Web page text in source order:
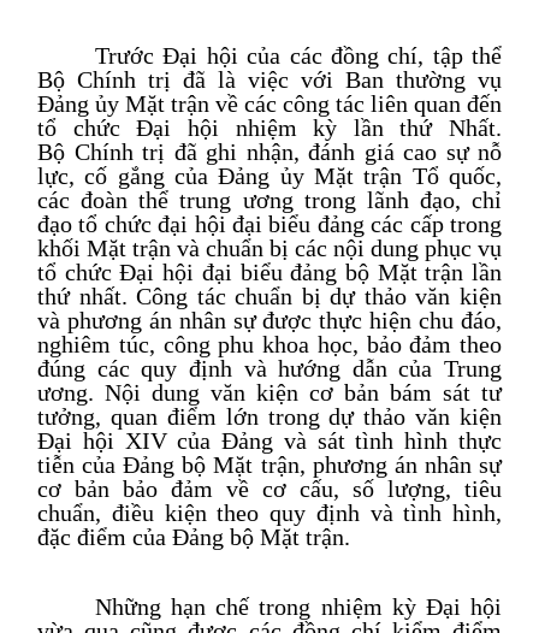
Trước Đại hội của các đồng chí, tập thể
Bộ Chính trị đã là việc với Ban thường vụ
Đảng ủy Mặt trận về các công tác liên quan đến
tổ chức Đại hội nhiệm kỳ lần thứ Nhất.
Bộ Chính trị đã ghi nhận, đánh giá cao sự nỗ
lực, cố gắng của Đảng ủy Mặt trận Tổ quốc,
các đoàn thể trung ương trong lãnh đạo, chỉ
đạo tổ chức đại hội đại biểu đảng các cấp trong
khối Mặt trận và chuẩn bị các nội dung phục vụ
tổ chức Đại hội đại biểu đảng bộ Mặt trận lần
thứ nhất. Công tác chuẩn bị dự thảo văn kiện
và phương án nhân sự được thực hiện chu đáo,
nghiêm túc, công phu khoa học, bảo đảm theo
đúng các quy định và hướng dẫn của Trung
ương. Nội dung văn kiện cơ bản bám sát tư
tưởng, quan điểm lớn trong dự thảo văn kiện
Đại hội XIV của Đảng và sát tình hình thực
tiễn của Đảng bộ Mặt trận, phương án nhân sự
cơ bản bảo đảm về cơ cấu, số lượng, tiêu
chuẩn, điều kiện theo quy định và tình hình,
đặc điểm của Đảng bộ Mặt trận.
Những hạn chế trong nhiệm kỳ Đại hội